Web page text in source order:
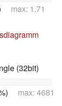
max: 1.71
(32bit)
max: 4681